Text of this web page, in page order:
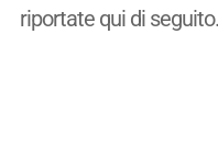
riportate qui di seguito.